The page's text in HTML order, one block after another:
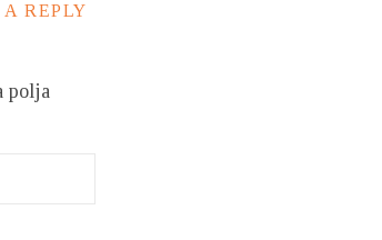
REPLY
polja